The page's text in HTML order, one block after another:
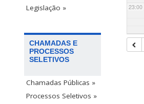
Legislação »
CHAMADAS E
PROCESSOS
SELETIVOS
Chamadas Públicas »
Processos Seletivos »
23:00